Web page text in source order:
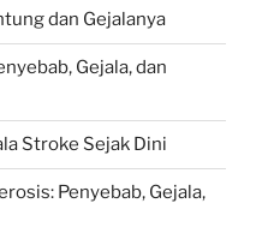
dan Gejalanya
Gejala, dan
Stroke Sejak Dini
Penyebab, Gejala,